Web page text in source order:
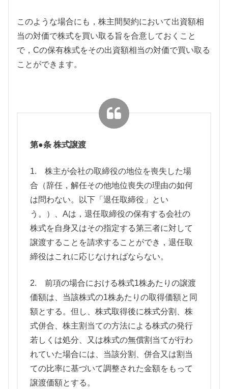
このような場合にも，株主間契約において出資額相
当の対価で株式を買い取る旨を合意しておくこと
で，Cの保有株式をその出資額相当の対価で買い取る
ことができます。
第●条 株式譲渡
1. 株主が会社の取締役の地位を喪失した場
合（辞任，解任その他地位喪失の理由の如何
は問わない。以下「退任取締役」とい
う。）、Aは，退任取締役の保有する会社の
株式を自身又はその指定する第三者に対して
譲渡することを請求することができ，退任取
締役はこれに応じなければならない。
2. 前項の場合における株式1株あたりの譲渡
価額は、当該株式の1株あたりの取得価額と同
額とする。但し、株式取得後に株式分割、株
式併合、株主割当ての方法による株式の発行
若しくは処分、又は株式の無償割当てが行わ
れていた場合には、当該分割、併合又は割当
ての比率に基づいて調整された金額をもって
譲渡価額とする。